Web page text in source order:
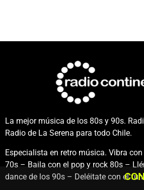
La mejor música de los 80s y 90s.
Radio de La Serena para todo Chile.
Especialista en retro música. Vibra
70s – Baila con el pop y rock 80s –
dance de los 90s – Deléitate con el